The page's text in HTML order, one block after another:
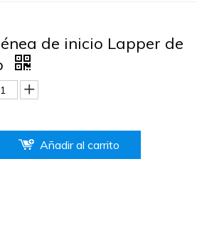
de inicio Lapper de
Añadir al carrito